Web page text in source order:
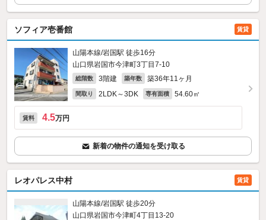
ソフィア壱番館 賃貸
山陽本線/岩国駅 徒歩16分
山口県岩国市今津町3丁目7-10
総階数 3階建 築年数 築36年11ヶ月
間取り 2LDK～3DK 専有面積 54.60㎡
賃料 4.5万円
新着の物件の通知を受け取る
レオパレス中村 賃貸
山陽本線/岩国駅 徒歩20分
山口県岩国市今津町4丁目13-20